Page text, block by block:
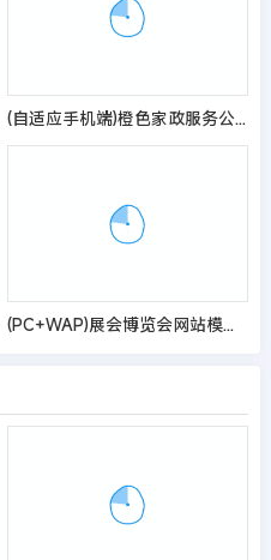
(自适应手机端)橙色家政服务公司pbootcms网站模板 清洁保洁服务网站源码
(PC+WAP)展会博览会网站模板 - 带视频和下载功能